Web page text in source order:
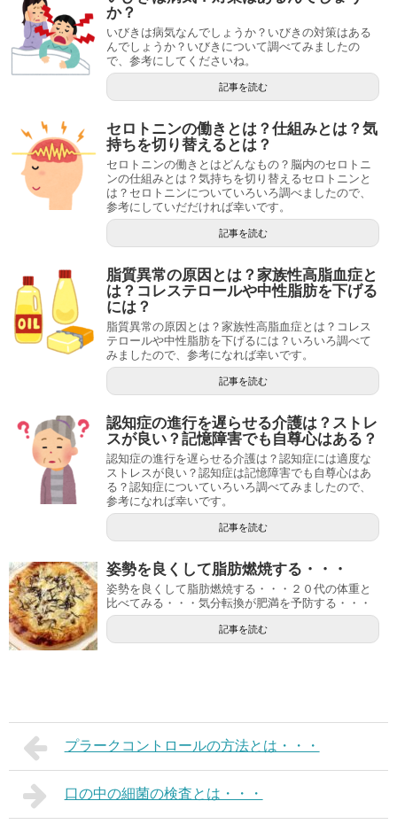
か？
いびきは病気なんでしょうか？いびきの対策はある
んでしょうか？いびきについて調べてみましたの
で、参考にしてくださいね。
記事を読む
セロトニンの働きとは？仕組みとは？気
持ちを切り替えるとは？
セロトニンの働きとはどんなもの？脳内のセロトニ
ンの仕組みとは？気持ちを切り替えるセロトニンと
は？セロトニンについていろいろ調べましたので、
参考にしていだだければ幸いです。
記事を読む
脂質異常の原因とは？家族性高脂血症と
は？コレステロールや中性脂肪を下げる
には？
脂質異常の原因とは？家族性高脂血症とは？コレス
テロールや中性脂肪を下げるには？いろいろ調べて
みましたので、参考になれば幸いです。
記事を読む
認知症の進行を遅らせる介護は？ストレ
スが良い？記憶障害でも自尊心はある？
認知症の進行を遅らせる介護は？認知症には適度な
ストレスが良い？認知症は記憶障害でも自尊心はあ
る？認知症についていろいろ調べてみましたので、
参考になれば幸いです。
記事を読む
姿勢を良くして脂肪燃焼する・・・
姿勢を良くして脂肪燃焼する・・・２０代の体重と
比べてみる・・・気分転換が肥満を予防する・・・
記事を読む
プラークコントロールの方法とは・・・
口の中の細菌の検査とは・・・